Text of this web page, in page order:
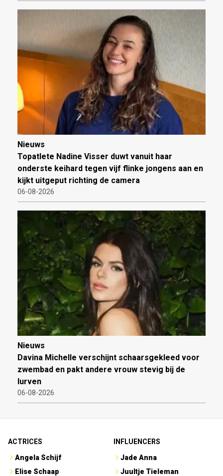
Nieuws
Topatlete Nadine Visser duwt vanuit haar
onderste keihard tegen vijf flinke jongens aan en
kijkt uitgeput richting de camera
06-08-2026
Nieuws
Davina Michelle verschijnt schaarsgekleed voor
zwembad en pakt andere vrouw stevig bij de
lurven
06-08-2026
ACTRICES
Angela Schijf
Elise Schaap
INFLUENCERS
Jade Anna
Juultje Tieleman